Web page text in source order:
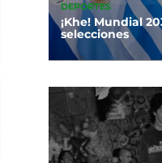
DEPORTES
¡Khe! Mundial
selecciones